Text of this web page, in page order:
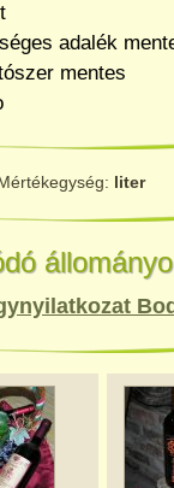
adalék
mentes
liter